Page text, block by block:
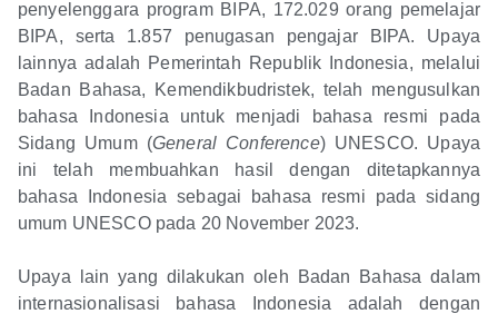
penyelenggara program BIPA, 172.029 orang pemelajar
BIPA, serta 1.857 penugasan pengajar BIPA. Upaya
lainnya adalah Pemerintah Republik Indonesia, melalui
Badan Bahasa, Kemendikbudristek, telah mengusulkan
bahasa Indonesia untuk menjadi bahasa resmi pada
Sidang Umum (General Conference) UNESCO. Upaya
ini telah membuahkan hasil dengan ditetapkannya
bahasa Indonesia sebagai bahasa resmi pada sidang
umum UNESCO pada 20 November 2023.
Upaya lain yang dilakukan oleh Badan Bahasa dalam
internasionalisasi bahasa Indonesia adalah dengan